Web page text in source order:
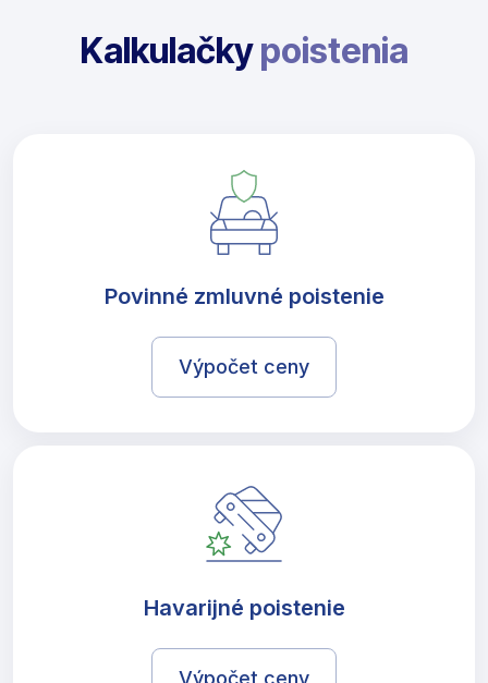
Kalkulačkypoistenia
Povinné zmluvné poistenie
Výpočet ceny
Havarijné poistenie